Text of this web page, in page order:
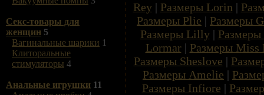
Секс-товары для
женщин 5
Вагинальные шарики 1
Клиторальные
стимуляторы 4
Анальные игрушки 11
Rey| Размеры Lorin |
Размеры Plie | Размеры
Размеры Lilly|
Lormar| Размеры Miss
Размеры Sheslove |
Размеры Amelie |
Размеры Infiore |